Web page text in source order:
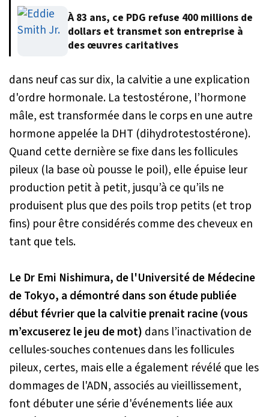
À 83 ans, ce PDG refuse 400 millions de
dollars et transmet son entreprise à
des œuvres caritatives
dans neuf cas sur dix, la calvitie a une explication
d'ordre hormonale. La testostérone, l’hormone
mâle, est transformée dans le corps en une autre
hormone appelée la DHT (dihydrotestostérone).
Quand cette dernière se fixe dans les follicules
pileux (la base où pousse le poil), elle épuise leur
production petit à petit, jusqu’à ce qu’ils ne
produisent plus que des poils trop petits (et trop
fins) pour être considérés comme des cheveux en
tant que tels.
Le Dr Emi Nishimura, de l'Université de Médecine
de Tokyo, a démontré dans son étude publiée
début février que la calvitie prenait racine(vous
m’excuserez le jeu de mot) dans l’inactivation de
cellules-souches contenues dans les follicules
pileux, certes, mais elle a également révélé que les
dommages de l'ADN, associés au vieillissement,
font débuter une série d'événements liée aux